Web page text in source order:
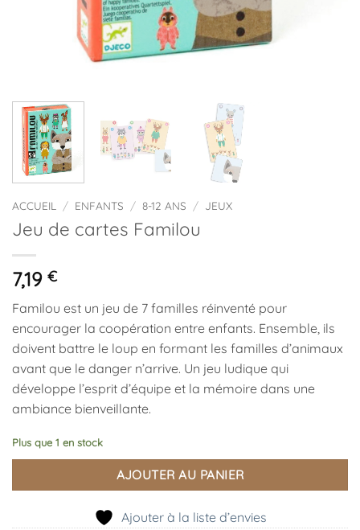
ACCUEIL / ENFANTS / 8-12 ANS / JEUX
Jeu de cartes Familou
7,19 €
Familou est un jeu de 7 familles réinventé pour
encourager la coopération entre enfants. Ensemble, ils
doivent battre le loup en formant les familles d’animaux
avant que le danger n’arrive. Un jeu ludique qui
développe l’esprit d’équipe et la mémoire dans une
ambiance bienveillante.
Plus que 1 en stock
AJOUTER AU PANIER
Ajouter à la liste d’envies